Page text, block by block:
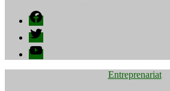
Facebook
Twitter
YouTube
Catégories
Entreprenariat